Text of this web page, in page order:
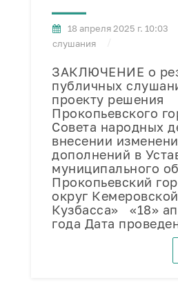
18 апреля 2025 г. 10:03
слушания
ЗАКЛЮЧЕНИЕ о
публичных
проекту решения
Прокопьевского
Совета народных
внесении
дополнений в
муниципального
Прокопьевский
округ
Кузбасса» «18»
года Дата